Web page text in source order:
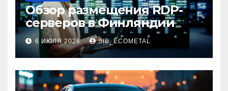
Обзор размещения RDP-
серверов в Финляндии
6 ИЮЛЯ 2026 SIB_ECOMETAL